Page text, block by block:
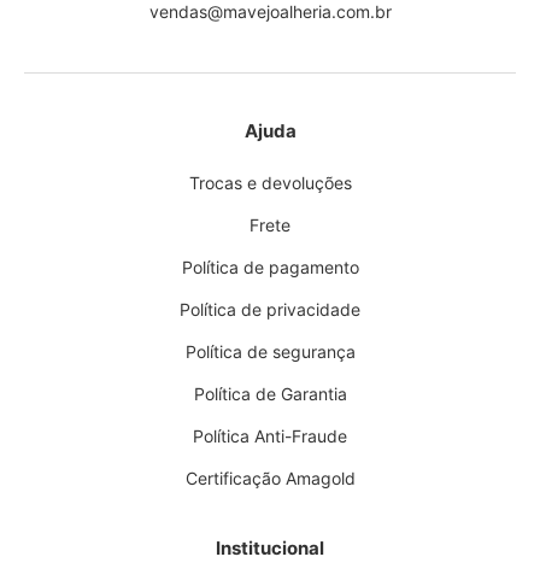
vendas@mavejoalheria.com.br
Ajuda
Trocas e devoluções
Frete
Política de pagamento
Política de privacidade
Política de segurança
Política de Garantia
Política Anti-Fraude
Certificação Amagold
Institucional